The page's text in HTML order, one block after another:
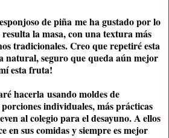
de piña me ha gustado por lo
la masa, con una textura más
tradicionales. Creo que repetiré esta
natural, seguro que queda aún mejor
esta fruta!
hacerla usando moldes de
individuales, más prácticas
al colegio para el desayuno. A ellos
en sus comidas y siempre es mejor